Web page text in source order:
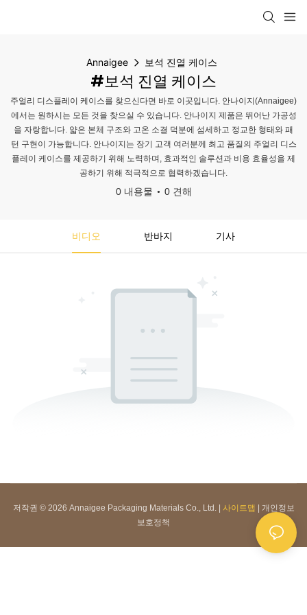
Annaigee 보석 진열 케이스
#보석 진열 케이스
주얼리 디스플레이 케이스를 찾으신다면 바로 이곳입니다. 안나이지(Annaigee)
에서는 원하시는 모든 것을 찾으실 수 있습니다. 안나이지 제품은 뛰어난 가공성
을 자랑합니다. 얇은 본체 구조와 고온 소결 덕분에 섬세하고 정교한 형태와 패
턴 구현이 가능합니다. 안나이지는 장기 고객 여러분께 최고 품질의 주얼리 디스
플레이 케이스를 제공하기 위해 노력하며, 효과적인 솔루션과 비용 효율성을 제
공하기 위해 적극적으로 협력하겠습니다.
0 내용물 0 견해
비디오 반바지 기사
저작권 © 2026 Annaigee Packaging Materials Co., Ltd. | 사이트맵 | 개인정보
보호정책